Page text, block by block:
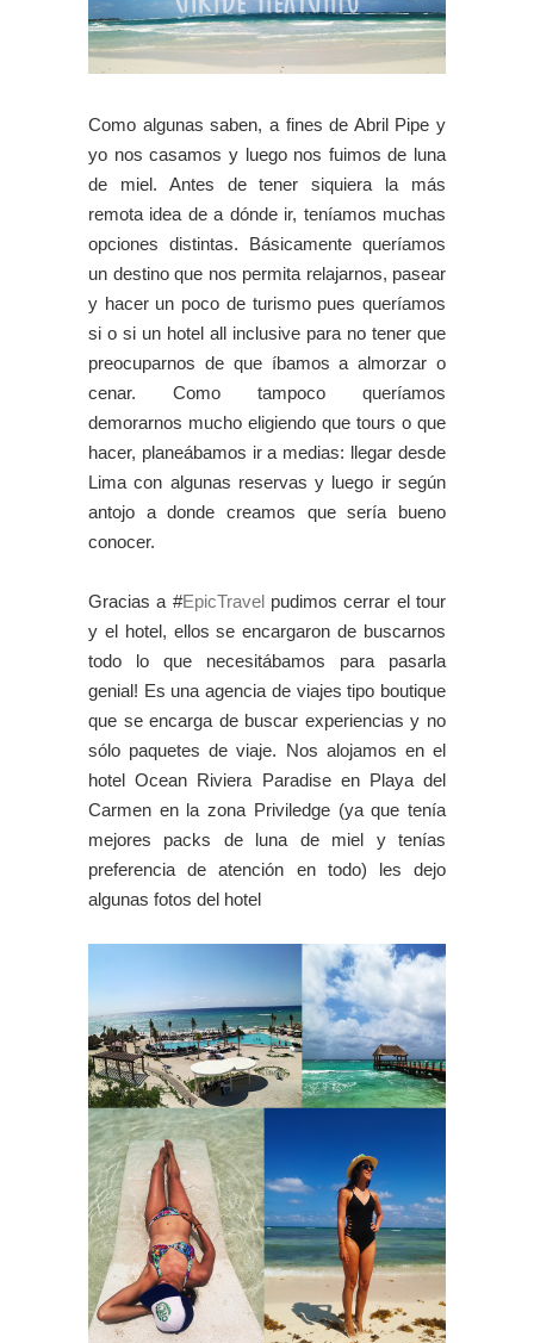
Como algunas saben, a fines de Abril Pipe y
yo nos casamos y luego nos fuimos de luna
de miel. Antes de tener siquiera la más
remota idea de a dónde ir, teníamos muchas
opciones distintas. Básicamente queríamos
un destino que nos permita relajarnos, pasear
y hacer un poco de turismo pues queríamos
si o si un hotel all inclusive para no tener que
preocuparnos de que íbamos a almorzar o
cenar. Como tampoco queríamos
demorarnos mucho eligiendo que tours o que
hacer, planeábamos ir a medias: llegar desde
Lima con algunas reservas y luego ir según
antojo a donde creamos que sería bueno
conocer.
Gracias a #EpicTravelpudimos cerrar el tour
y el hotel, ellos se encargaron de buscarnos
todo lo que necesitábamos para pasarla
genial! Es una agencia de viajes tipo boutique
que se encarga de buscar experiencias y no
sólo paquetes de viaje. Nos alojamos en el
hotel Ocean Riviera Paradise en Playa del
Carmen en la zona Priviledge (ya que tenía
mejores packs de luna de miel y tenías
preferencia de atención en todo) les dejo
algunas fotos del hotel